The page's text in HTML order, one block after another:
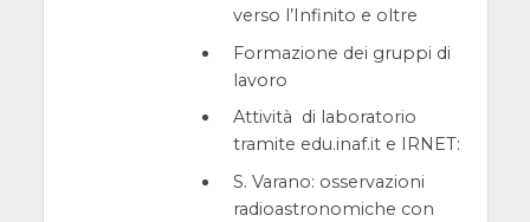
verso l’Infinito e oltre
Formazione dei gruppi di
lavoro
Attività di laboratorio
tramite edu.inaf.it e IRNET:
S. Varano: osservazioni
radioastronomiche con